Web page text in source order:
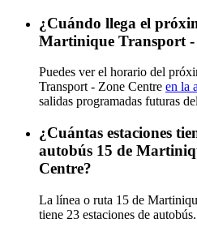
¿Cuándo llega el
Martinique Transport -
Puedes ver el horario del
Transport - Zone Centre en la
salidas programadas futuras
¿Cuántas estaciones
autobús 15 de
Centre?
La línea o ruta 15 de
tiene 23 estaciones de autobús.